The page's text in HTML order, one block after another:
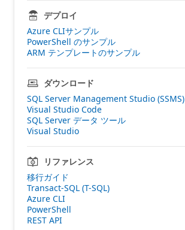
デプロイ
Azure CLIサンプル
PowerShell のサンプル
ARM テンプレートのサンプル
ダウンロード
SQL Server Management Studio (SSMS)
Visual Studio Code
SQL Server データ ツール
Visual Studio
リファレンス
移行ガイド
Transact-SQL (T-SQL)
Azure CLI
PowerShell
REST API